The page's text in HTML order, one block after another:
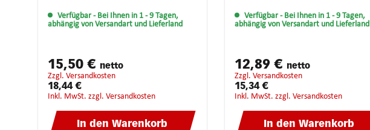
ergonomisch geformten Handgriff
befindet sich eine Ersatzklinge.
Verfügbar - Bei Ihnen in 1 - 9 Tagen,
abhängig von Versandart und Lieferland
15,50 € netto
zzgl. Versandkosten
18,44 €
inkl. MwSt. zzgl. Versandkosten
In den Warenkorb
Verfügbar - Bei Ihnen in 1 - 9 Tagen,
abhängig von Versandart und Lieferland
12,89 € netto
zzgl. Versandkosten
15,34 €
inkl. MwSt. zzgl. Versandkosten
In den Warenkorb